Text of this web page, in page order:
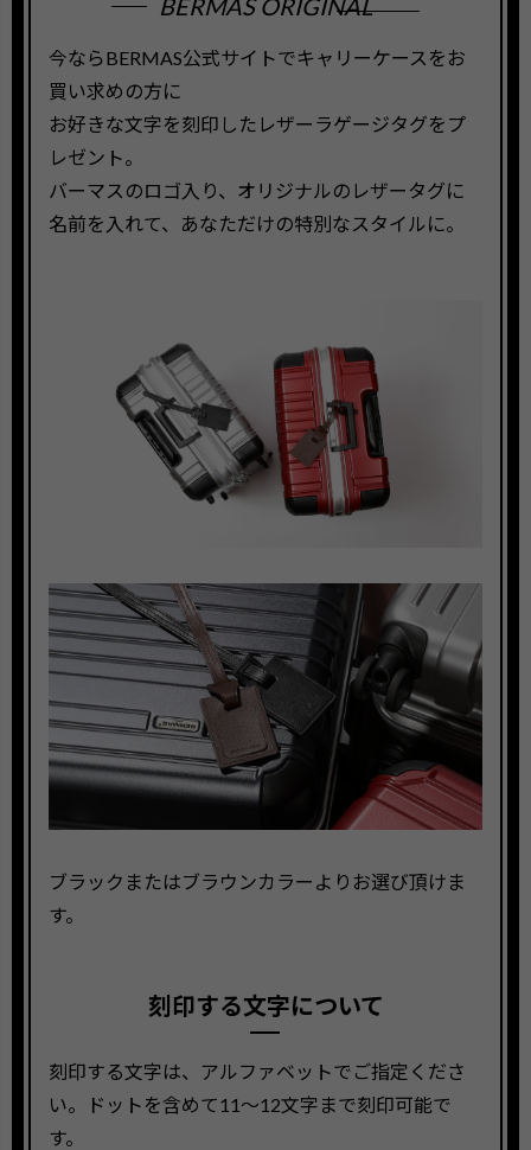
BERMAS ORIGINAL
今ならBERMAS公式サイトでキャリーケースをお
買い求めの方に
お好きな文字を刻印したレザーラゲージタグをプ
レゼント。
バーマスのロゴ入り、オリジナルのレザータグに
名前を入れて、あなただけの特別なスタイルに。
ブラックまたはブラウンカラーよりお選び頂けま
す。
刻印する文字について
刻印する文字は、アルファベットでご指定くださ
い。ドットを含めて11〜12文字まで刻印可能で
す。